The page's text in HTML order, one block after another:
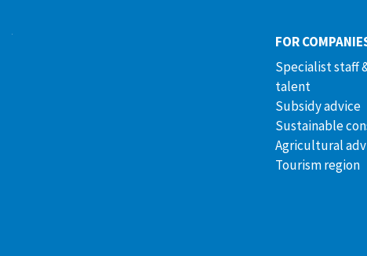
FOR
Specialist staff
talent
Subsidy advice
Sustainable
Agricultural
Tourism region